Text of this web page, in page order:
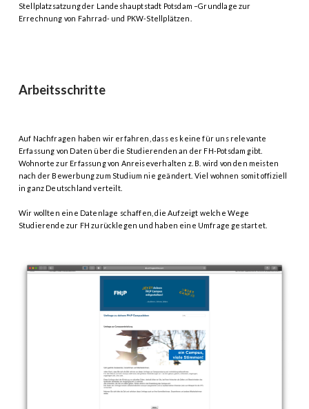
Stellplatzsatzung der Landeshauptstadt Potsdam –Grundlage zur
Errechnung von Fahrrad- und PKW-Stellplätzen.
Arbeitsschritte
Auf Nachfragen haben wir erfahren, dass es keine für uns relevante
Erfassung von Daten über die Studierenden an der FH-Potsdam gibt.
Wohnorte zur Erfassung von Anreiseverhalten z. B. wird von den meisten
nach der Bewerbung zum Studium nie geändert. Viel wohnen somit offiziell
in ganz Deutschland verteilt.
Wir wollten eine Datenlage schaffen, die Aufzeigt welche Wege
Studierende zur FH zurücklegen und haben eine Umfrage gestartet.